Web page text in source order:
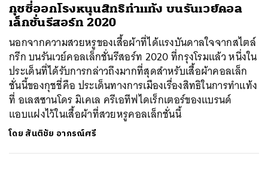
กุชชี่ออกโรงหนุนสิทธิทำแท้ง บนรันเวย์คอล
เล็กชั่นรีสอร์ท 2020
นอกจากความสวยหรูของเสื้อผ้าที่ได้แรงบันดาลใจจากสไตล์
กรีก บนรันเวย์คอลเล็กชั่นรีสอร์ท 2020 ที่กรุงโรมแล้ว หนึ่งใน
ประเด็นที่ได้รับการกล่าวถึงมากที่สุดสำหรับเสื้อผ้าคอลเล็ก
ชั่นนี้ของกุชชี่คือ ประเด็นทางการเมืองเรื่องสิทธิในการทำแท้ง
ที่ อเลสซานโดร มิเคเล ครีเอทีฟไดเร็กเตอร์ของแบรนด์
แอบแฝงไว้ในเสื้อผ้าที่สวยหรูคอลเล็กชั่นนี้
โดย สันติชัย อาภรณ์ศรี